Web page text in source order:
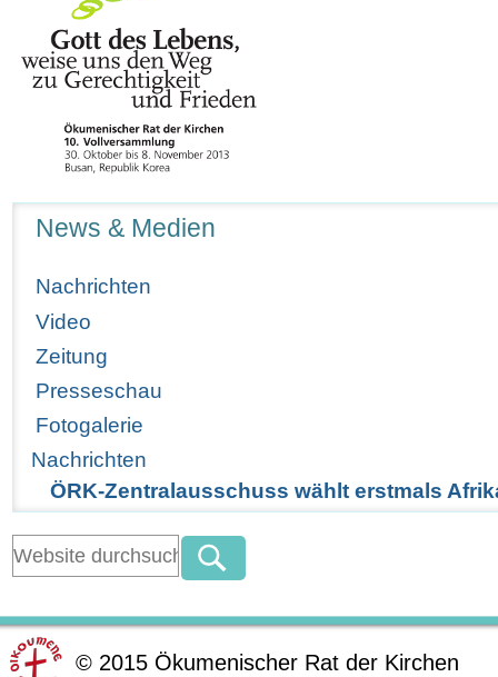
News & Medien
Nachrichten
Video
Zeitung
Presseschau
Fotogalerie
Nachrichten
ÖRK-Zentralausschuss wählt erstmals
© 2015 Ökumenischer Rat der Kirchen